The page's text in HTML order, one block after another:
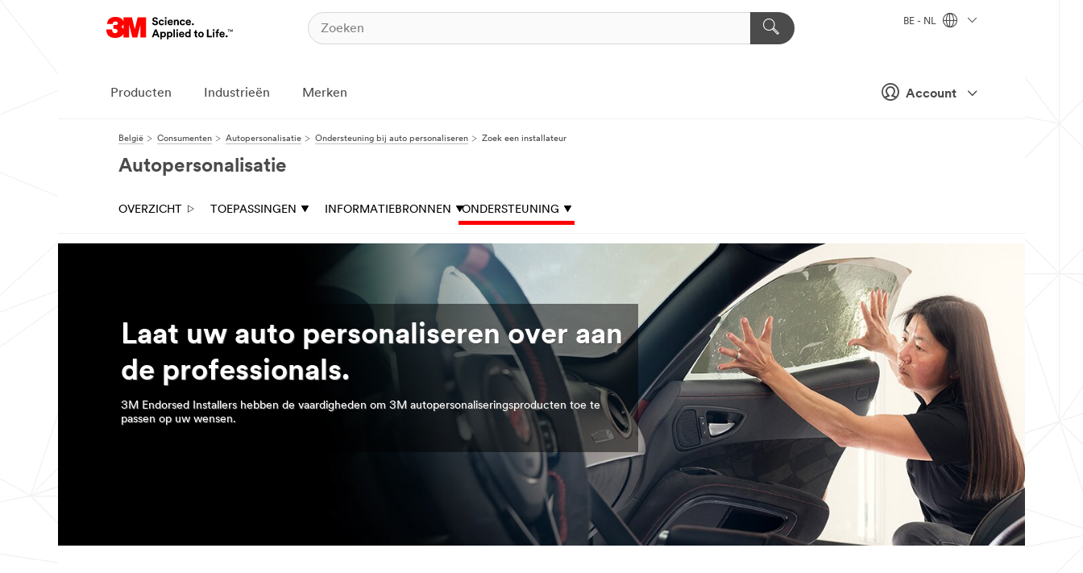
Account
BE - NL
Producten Industrieën Merken
België Consumenten Autopersonalisatie Ondersteuning bij auto personaliseren Zoek een installateur
Autopersonalisatie
OVERZICHT TOEPASSINGEN INFORMATIEBRONNEN ONDERSTEUNING
Laat uw auto personaliseren over aan
de professionals.
3M Endorsed Installers hebben de vaardigheden om 3M autopersonaliseringsproducten toe te
passen op uw wensen.